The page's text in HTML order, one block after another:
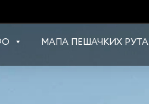
МАПА ПЕШАЧКИХ РУТА